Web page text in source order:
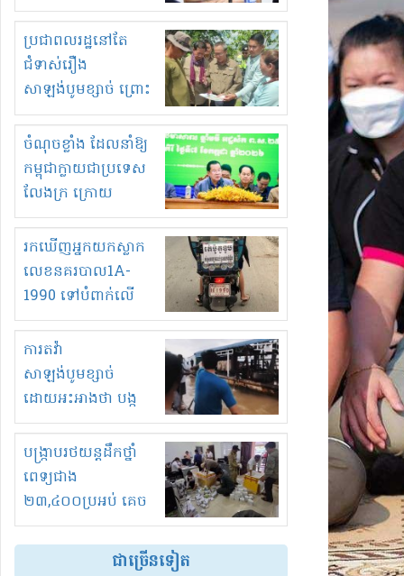
ព្រំដែនភ្នំឌិន និងឈ្មួញ
មួយចំនួនទៀត
កំពង់តែគុបគិតគ្នា
ធ្វើសកម្មភាពរកស៊ីនិង
ស្តុកទំនិញគេចពន្ធ?
ប្រជាពលរដ្ឋនៅតែ
ជំទាស់រឿង
សាឡង់បូមខ្សាច់ ព្រោះ
ខ្លាចបាក់ច្រាំងទៀត!
ចំណុចខ្លាំង ដែលនាំឱ្យ
កម្ពុជាក្លាយជាប្រទេស
លែងក្រ ក្រោយ
ឆ្នាំ២០៣០
រកឃើញអ្នកយកស្លាក
លេខនគរបាល1A-
1990 ទៅបំពាក់លើ
ម៉ូតូរបស់ខ្លួន ដាកផ្លាក
រត់ឌុបហើយ
ការតវ៉ា
សាឡង់បូមខ្សាច់
ដោយអះអាងថា បង្ក
បាក់ច្រាំងទន្លេ និង
រំខានទាំងយប់ទាំងថ្ងៃ
បង្ក្រាបរថយន្តដឹកថ្នាំ
ពេទ្យជាង
២៣,៤០០ប្រអប់ គេច
ពន្ធនិងអត់ច្បាប់នាំ
ចូល!?
ជាច្រើនទៀត